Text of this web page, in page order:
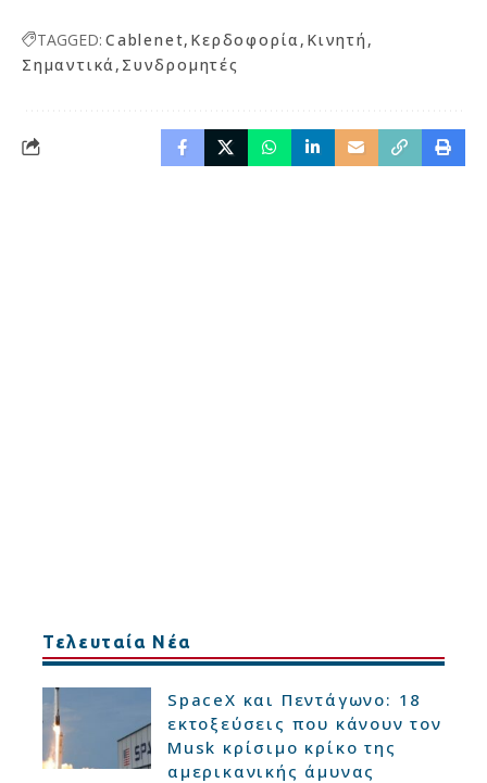
TAGGED: Cablenet Κερδοφορία Κινητή
Σημαντικά Συνδρομητές
Τελευταία Νέα
SpaceX και Πεντάγωνο: 18
εκτοξεύσεις που κάνουν τον
Musk κρίσιμο κρίκο της
αμερικανικής άμυνας